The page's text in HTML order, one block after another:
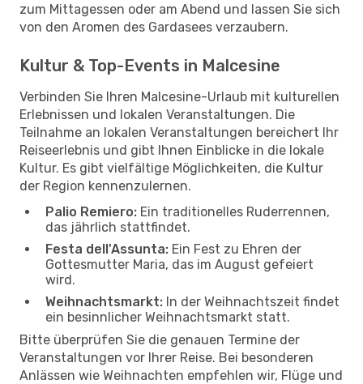
zum Mittagessen oder am Abend und lassen Sie sich
von den Aromen des Gardasees verzaubern.
Kultur & Top-Events in Malcesine
Verbinden Sie Ihren Malcesine-Urlaub mit kulturellen
Erlebnissen und lokalen Veranstaltungen. Die
Teilnahme an lokalen Veranstaltungen bereichert Ihr
Reiseerlebnis und gibt Ihnen Einblicke in die lokale
Kultur. Es gibt vielfältige Möglichkeiten, die Kultur
der Region kennenzulernen.
Palio Remiero: Ein traditionelles Ruderrennen,
das jährlich stattfindet.
Festa dell'Assunta: Ein Fest zu Ehren der
Gottesmutter Maria, das im August gefeiert
wird.
Weihnachtsmarkt: In der Weihnachtszeit findet
ein besinnlicher Weihnachtsmarkt statt.
Bitte überprüfen Sie die genauen Termine der
Veranstaltungen vor Ihrer Reise. Bei besonderen
Anlässen wie Weihnachten empfehlen wir, Flüge und